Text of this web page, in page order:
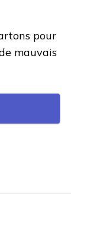
pour
mauvais